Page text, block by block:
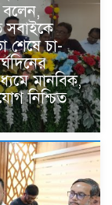
বলেন,
সবাইকে
শেষে চা-
মানবিক,
নিশ্চিত